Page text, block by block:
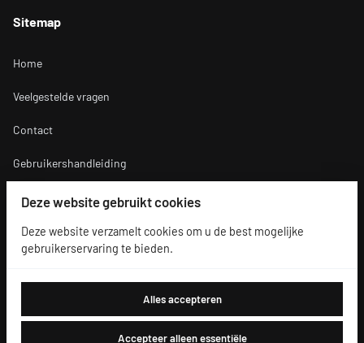
Sitemap
Home
Veelgestelde vragen
Contact
Gebruikershandleiding
Verhuurvoorwaarden
Verhuurvoorwaarden
Deze website gebruikt cookies
Deze website verzamelt cookies om u de best mogelijke
gebruikerservaring te bieden.
Alles accepteren
Accepteer alleen essentiële